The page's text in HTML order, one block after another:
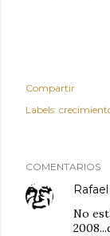
Compartir
Labels:
COMENTARIOS
No